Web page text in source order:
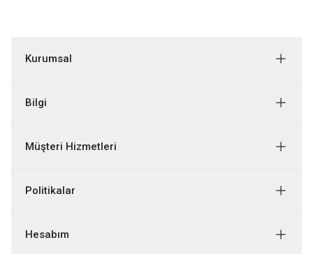
Kurumsal
Bilgi
Müşteri Hizmetleri
Politikalar
Hesabım